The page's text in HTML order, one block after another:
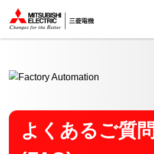
ここから本文
よくあるご質問